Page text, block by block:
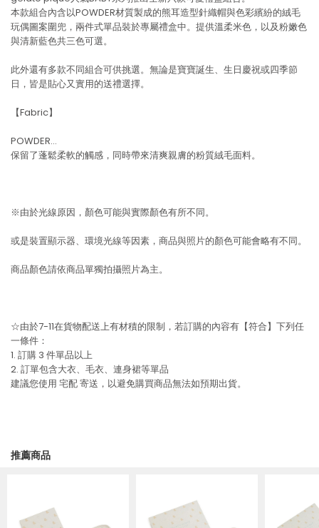
本款組合內含以POWDER材質製成的熊耳造型針織帽與色彩繽紛的絨毛
玩偶圖案圍兜，兩件式單品裝於專屬禮盒中。提供溫柔米色，以及粉嫩色
與清新藍色共三色可選。
此外還有多款不同組合可供挑選。無論是寶寶誕生、生日慶祝或四季節
日，皆是貼心又實用的送禮選擇。
【Fabric】
POWDER…
保留了蓬鬆柔軟的觸感，同時帶來清爽親膚的粉質絨毛面料。
※由於光線原因，顏色可能與實際顏色有所不同。
或是裝置顯示器、環境光線等因素，商品與照片的顏色可能會略有不同。
商品顏色請依商品單獨拍攝照片為主。
☆由於7-11在貨物配送上有材積的限制，若訂購的內容有【符合】下列任
一條件：
1. 訂購 3 件單品以上
2. 訂單包含大衣、毛衣、連身裙等單品
建議您使用 宅配寄送，以避免購買商品無法如預期出貨。
推薦商品